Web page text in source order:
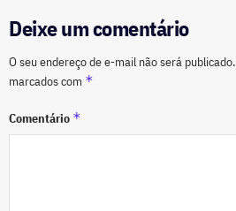
Deixe um comentário
O seu endereço de e-mail não será publicado.
marcados com *
Comentário *